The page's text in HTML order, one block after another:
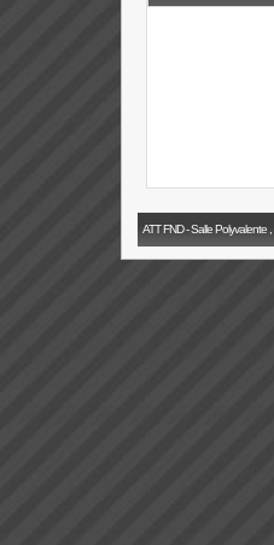
ATT FND - Salle Polyvalente